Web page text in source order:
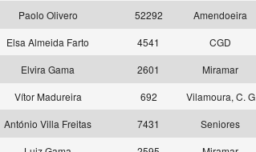
Paolo Olivero 52292 Amendoeira
Elsa Almeida Farto 4541 CGD
Elvira Gama 2601 Miramar
Vítor Madureira 692 Vilamoura, C. G
António Villa Freitas 7431 Seniores